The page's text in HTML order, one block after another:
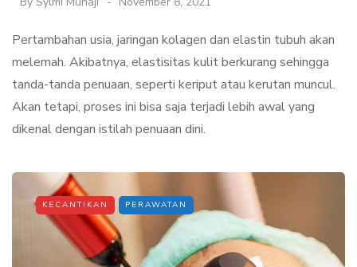
Pertambahan usia, jaringan kolagen dan elastin tubuh akan
melemah. Akibatnya, elastisitas kulit berkurang sehingga
tanda-tanda penuaan, seperti keriput atau kerutan muncul.
Akan tetapi, proses ini bisa saja terjadi lebih awal yang
dikenal dengan istilah penuaan dini.
KECANTIKAN PERAWATAN